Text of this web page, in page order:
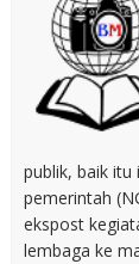
publik, baik
pemerintah
ekspost
lembaga ke